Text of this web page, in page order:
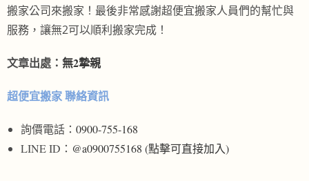
搬家公司來搬家！最後非常感謝超便宜搬家人員們的幫忙與
服務，讓無2可以順利搬家完成！
文章出處： 無2摯親
超便宜搬家 聯絡資訊
詢價電話： 0900-755-168
LINE ID： @a0900755168 (點擊可直接加入)